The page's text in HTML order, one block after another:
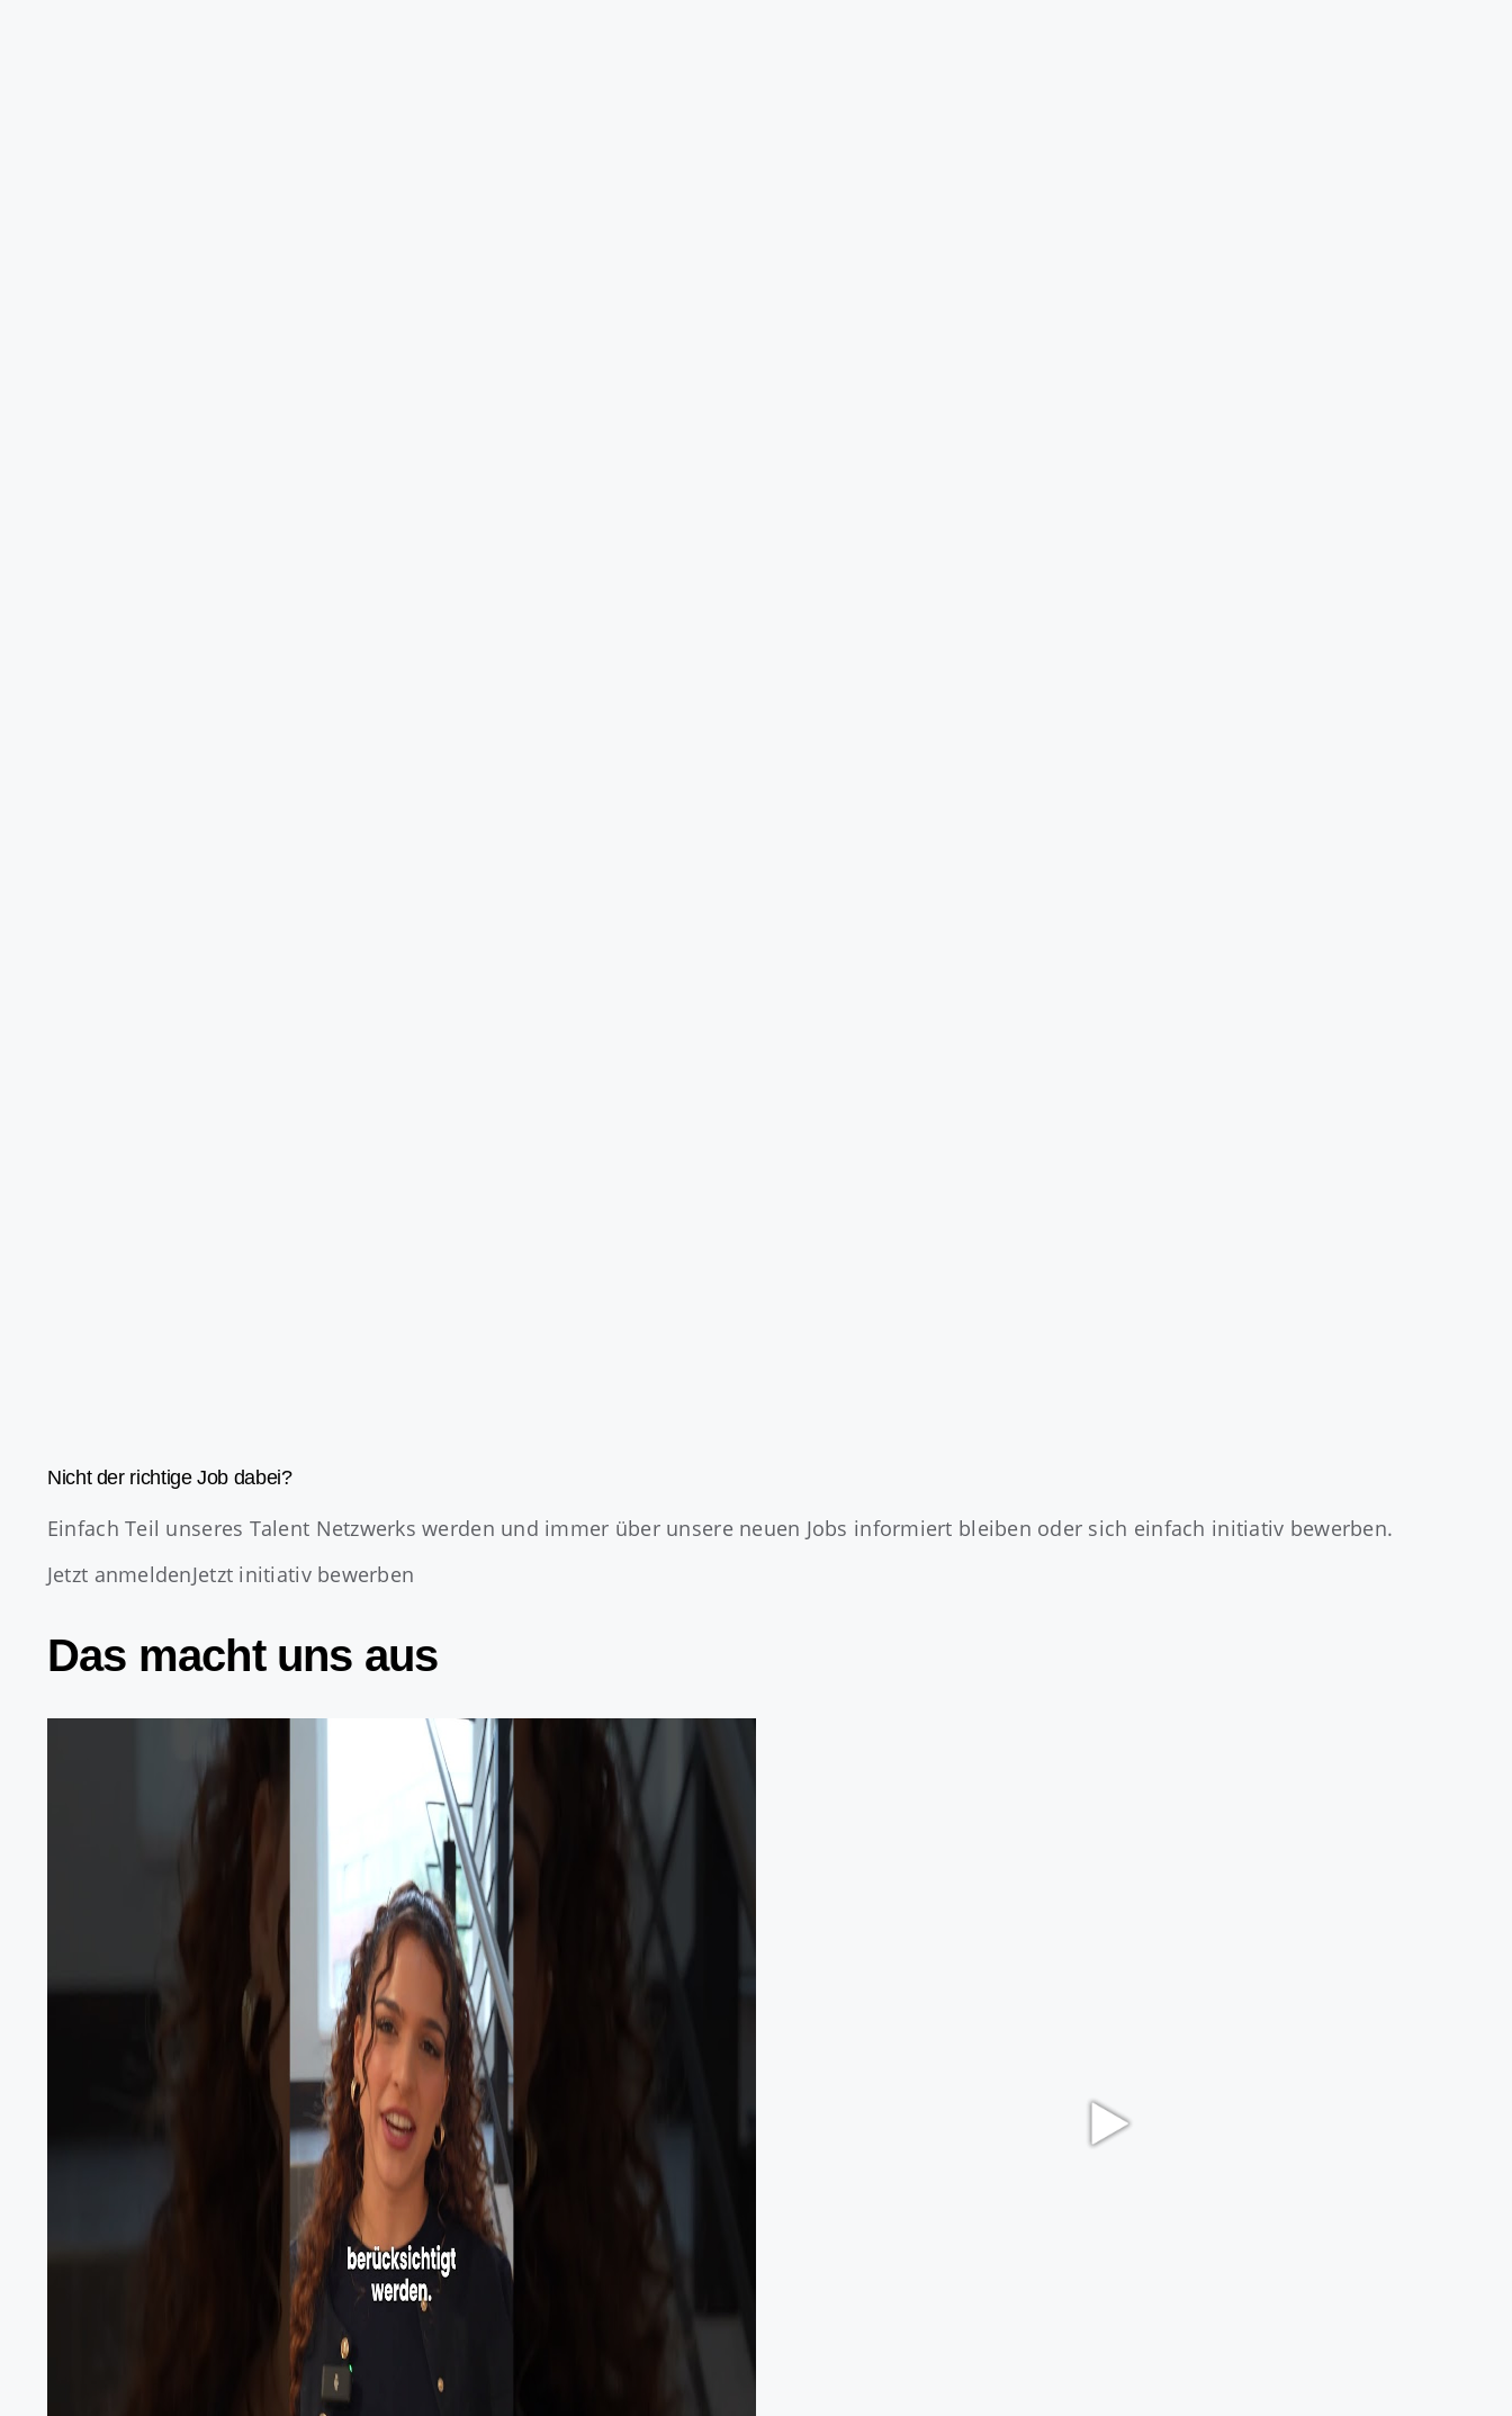
Nicht der richtige Job dabei?
Einfach Teil unseres Talent Netzwerks werden und immer über unsere neuen Jobs informiert bleiben oder sich einfach initiativ bewerben.
Jetzt anmeldenJetzt initiativ bewerben
Das macht uns aus